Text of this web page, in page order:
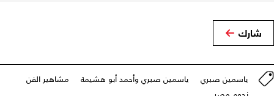
شارك
ياسمين صبري ياسمين صبري وأحمد أبو هشيمة
مشاهير الفن